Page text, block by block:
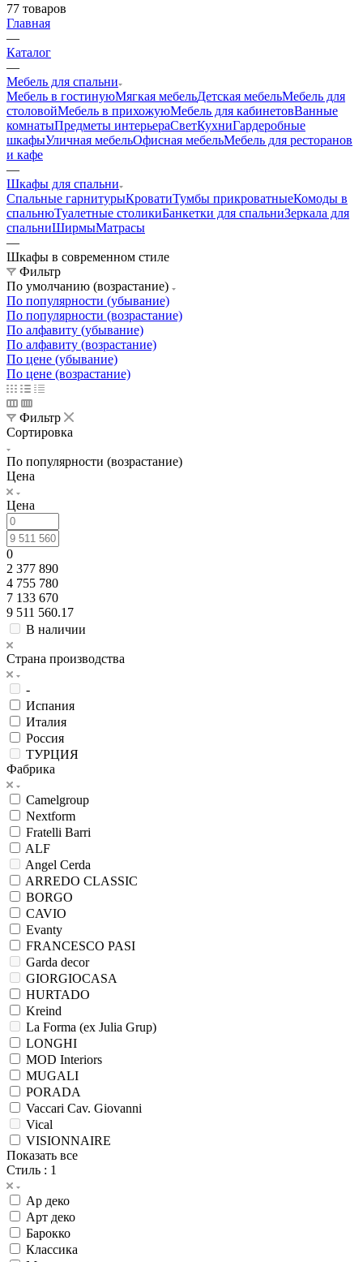
77 товаров
Главная
—
Каталог
—
Мебель для спальни
Мебель в гостинуюМягкая мебельДетская мебельМебель для
столовойМебель в прихожуюМебель для кабинетовВанные
комнатыПредметы интерьераСветКухниГардеробные
шкафыУличная мебельОфисная мебельМебель для ресторанов
и кафе
—
Шкафы для спальни
Спальные гарнитурыКроватиТумбы прикроватныеКомоды в
спальнюТуалетные столикиБанкетки для спальниЗеркала для
спальниШирмыМатрасы
—
Шкафы в современном стиле
Фильтр
По умолчанию (возрастание)
По популярности (убывание)
По популярности (возрастание)
По алфавиту (убывание)
По алфавиту (возрастание)
По цене (убывание)
По цене (возрастание)
Фильтр
Сортировка
По популярности (возрастание)
Цена
Цена
0
2 377 890
4 755 780
7 133 670
9 511 560.17
В наличии
Страна производства
-
Испания
Италия
Россия
ТУРЦИЯ
Фабрика
Camelgroup
Nextform
Fratelli Barri
ALF
Angel Cerda
ARREDO CLASSIC
BORGO
CAVIO
Evanty
FRANCESCO PASI
Garda decor
GIORGIOCASA
HURTADO
Kreind
La Forma (ex Julia Grup)
LONGHI
MOD Interiors
MUGALI
PORADA
Vaccari Cav. Giovanni
Vical
VISIONNAIRE
Показать все
Стиль : 1
Ар деко
Арт деко
Барокко
Классика